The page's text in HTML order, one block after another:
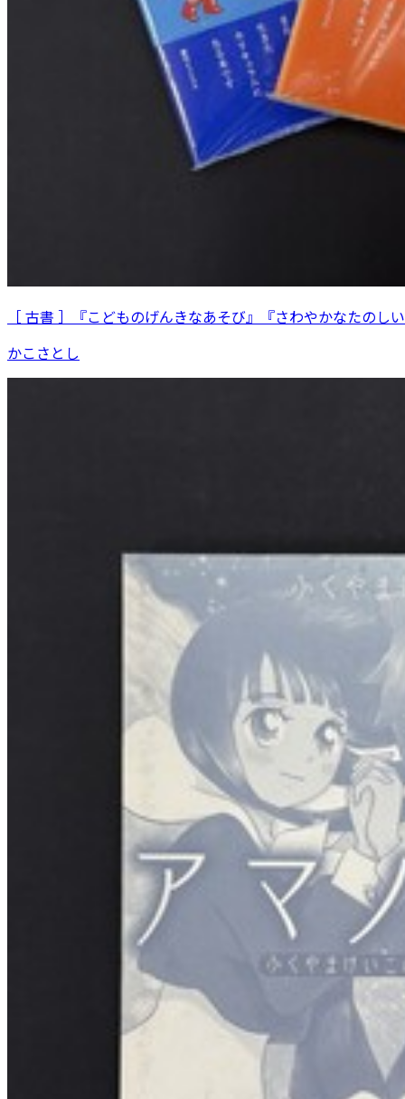
［ 古書 ］『こどものげんきなあそび』『さわやかなたの
かこさとし